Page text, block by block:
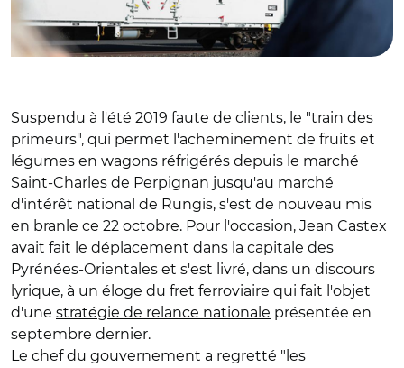
Suspendu à l'été 2019 faute de clients, le "train des
primeurs", qui permet l'acheminement de fruits et
légumes en wagons réfrigérés depuis le marché
Saint-Charles de Perpignan jusqu'au marché
d'intérêt national de Rungis, s'est de nouveau mis
en branle ce 22 octobre. Pour l'occasion, Jean Castex
avait fait le déplacement dans la capitale des
Pyrénées-Orientales et s'est livré, dans un discours
lyrique, à un éloge du fret ferroviaire qui fait l'objet
d'une stratégie de relance nationale présentée en
septembre dernier.
Le chef du gouvernement a regretté "les